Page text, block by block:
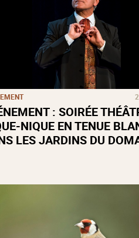
: SOIRÉE
NIQUE EN TENUE
LES JARDINS DU